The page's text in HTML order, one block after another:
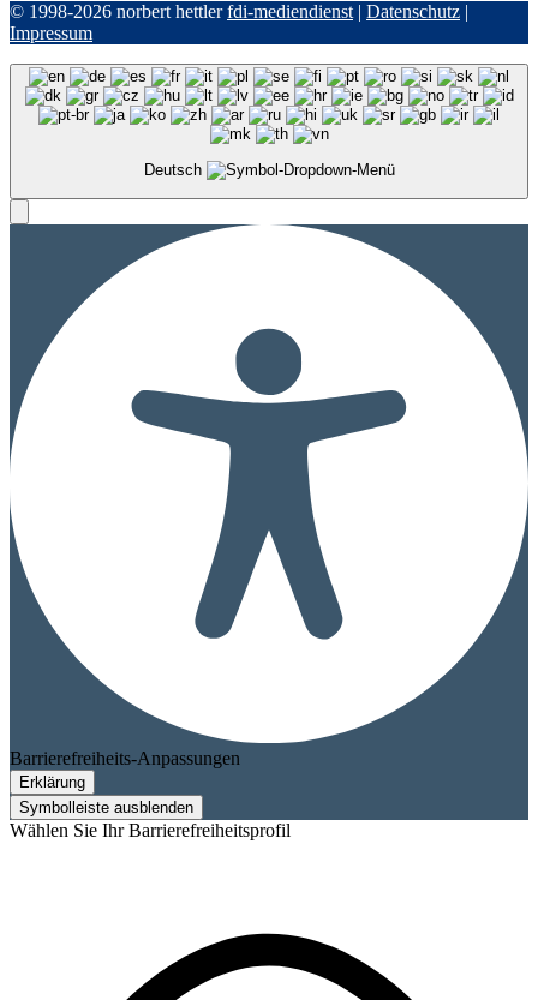
© 1998-2026 norbert hettlerfdi-mediendienst | Datenschutz |
Impressum
Deutsch
Barrierefreiheits-Anpassungen
Erklärung
Symbolleiste ausblenden
Wählen Sie Ihr Barrierefreiheitsprofil